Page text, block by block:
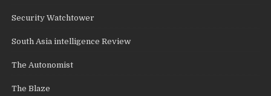
Security Watchtower
South Asia intelligence Review
The Autonomist
The Blaze